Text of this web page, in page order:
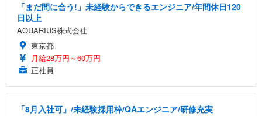
「まだ間に合う!」未経験からできるエンジニア/年間休日120
日以上
AQUARIUS株式会社
東京都
月給28万円～60万円
正社員
「8月入社可」/未経験採用枠/QAエンジニア/研修充実